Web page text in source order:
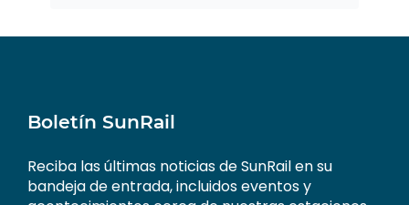
Boletín SunRail
Reciba las últimas noticias de SunRail en su
bandeja de entrada, incluidos eventos y